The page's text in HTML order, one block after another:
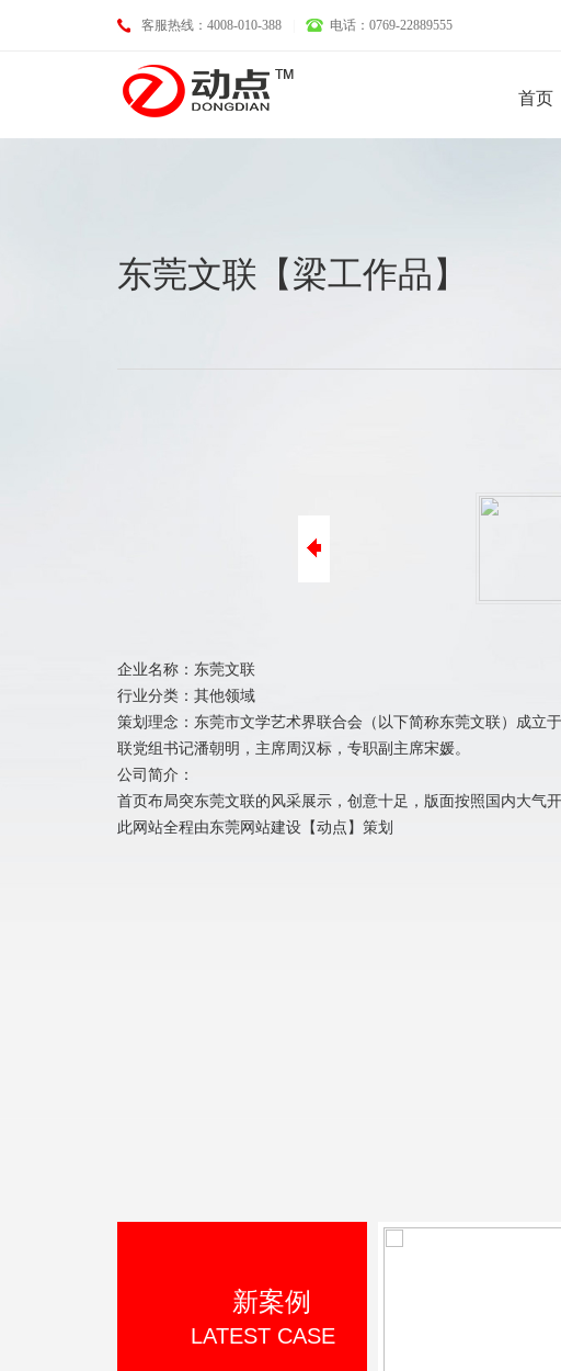
客服热线：4008-010-388 电话：0769-22889555
首页
东莞文联【梁工作品】
企业名称：东莞文联
行业分类：其他领域
策划理念：东莞市文学艺术界联合会（以下简称东莞文联）成立
联党组书记潘朝明，主席周汉标，专职副主席宋媛。
公司简介：
首页布局突东莞文联的风采展示，创意十足，版面按照国内大气
此网站全程由东莞网站建设 【动点 】策划
新案例
LATEST CASE